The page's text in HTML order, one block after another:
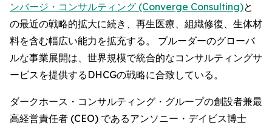
ンバージ・コンサルティング (Converge Consulting)と
の最近の戦略的拡大に続き、再生医療、組織修復、生体材
料を含む幅広い能力を拡充する。 ブルーダーのグローバ
ルな事業展開は、世界規模で統合的なコンサルティングサ
ービスを提供するDHCGの戦略に合致している。
ダークホース・コンサルティング・グループの創設者兼最
高経営責任者 (CEO) であるアンソニー・デイビス博士